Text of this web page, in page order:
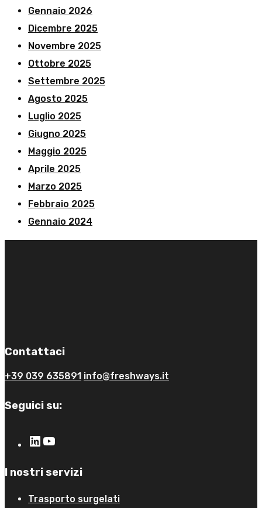
Gennaio 2026
Dicembre 2025
Novembre 2025
Ottobre 2025
Settembre 2025
Agosto 2025
Luglio 2025
Giugno 2025
Maggio 2025
Aprile 2025
Marzo 2025
Febbraio 2025
Gennaio 2024
Contattaci
+39 039 635891 info@freshways.it
Seguici su:
I nostri servizi
Trasporto surgelati